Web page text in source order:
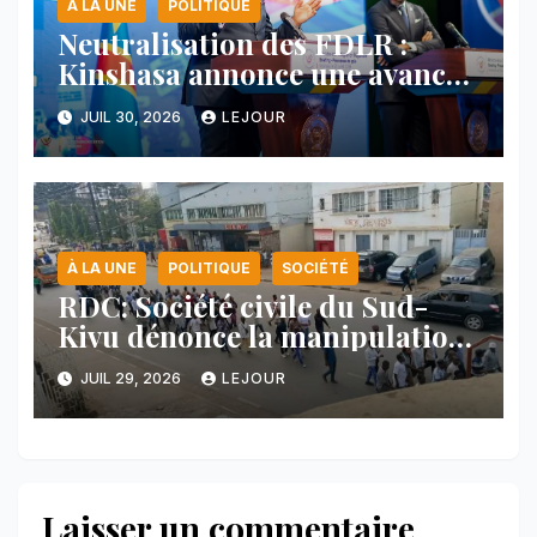
À LA UNE POLITIQUE
Neutralisation des FDLR :
Kinshasa annonce une avancée
majeure et maintient sa ligne
face au Rwanda
JUIL 30, 2026 LEJOUR
À LA UNE POLITIQUE SOCIÉTÉ
RDC: Société civile du Sud-
Kivu dénonce la manipulation
des manifestations par
l’AFC/M23
JUIL 29, 2026 LEJOUR
Laisser un commentaire